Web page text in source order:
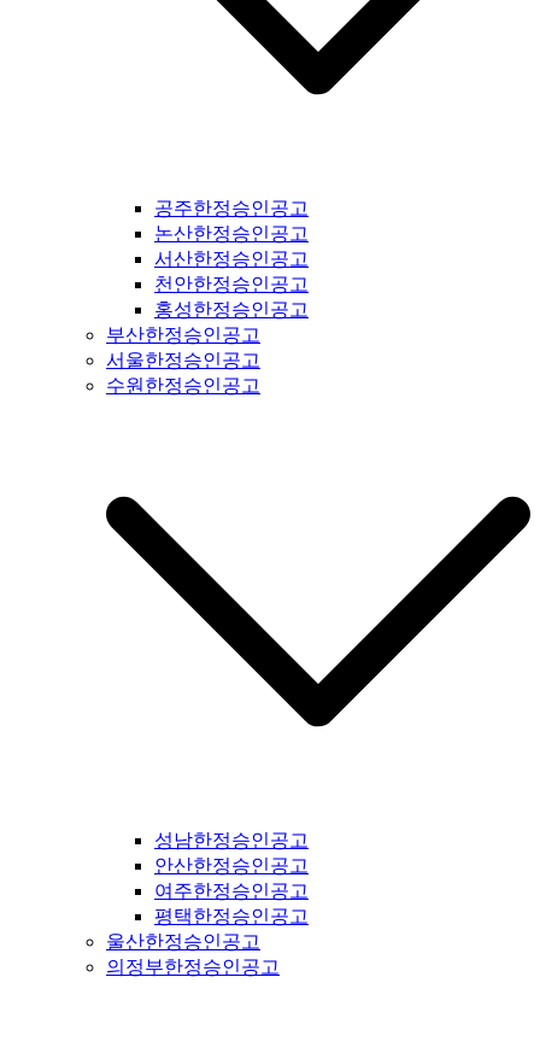
창원신문공고 #김해신문공고 #의령신문공고 #진주신문공고 #
하동신문공고 #사천신문공고 #고성신문공고 #거제신문공고 #
통영신문공고 #남해신문공고 #서귀포신문공고 #제주도신문공
고 #경기도일간지공고 #연천군일간지공고 #포천시일간지공고
양시일간지공고 #의왕시일간지공고 #과천시일간지공고 #성남
시일간지공고 #경기도광주일간지공고 #광주시일간지공고 #양
평군일간지공고 #여주시일간지공고 #이천시일간지공고 #용인
시일간지공고 #수원시일간지공고 #화성시일간지공고 #오산시
일간지공고 #인천시일간지공고 #평택시일간지공고 #안성시일
간지공고 #평택시일간지공고 #안성시일간지공고 #대부도일간
지공고 #제부도일간지공고 #오이도일간지공고 #서울일간지공
고 #서울시일간지공고 #강서구일간지공고 #양천구일간지공고
대문구일간지공고 #중구일간지공고 #마포구일간지공고 #은평
구일간지공고 #강북구일간지공고 #도봉구일간지공고 #노원구
일간지공고 #중랑구일간지공고 #강원도일간지공고 #철원군일
간지공고 #양구군일간지공고 #인제군일간지공고 #고성군일간
지공고 #속초시일간지공고 #양양군일간지공고 #홍천군일간지
공고 #화천군일간지공고 #춘천시일간지공고 #횡성군일간지공
고 #원주시일간지공고 #평창군일간지공고 #정선군일간지공고
#강릉시일간지공고 #동해시일간지공고 #삼척시일간지공고 #
태백시일간지공고 #영월군일간지공고 #충북일간지공고 #충청
북도일간지공고 #제천시일간지공고 #단양군일간지공고 #충주
공고 #서산시일간지공고 #당진시일간지공고 #홍성군일간지공
고 #예산군일간지공고 #아산시일간지공고 #천안시일간지공고
#청양군일간지공고 #안면도일간지공고 #보령시일간지공고 #
부여군일간지공고 #서천군일간지공고 #논산시일간지공고 #계
룡시일간지공고 #공주시일간지공고 #금산군군일간지공고 #덕
산면일간지공고 #공주시일간지공고 #정안면일간지공고 #안면
공주한정승인공고
논산한정승인공고
서산한정승인공고
천안한정승인공고
홍성한정승인공고
부산한정승인공고
서울한정승인공고
수원한정승인공고
성남한정승인공고
안산한정승인공고
여주한정승인공고
평택한정승인공고
울산한정승인공고
의정부한정승인공고